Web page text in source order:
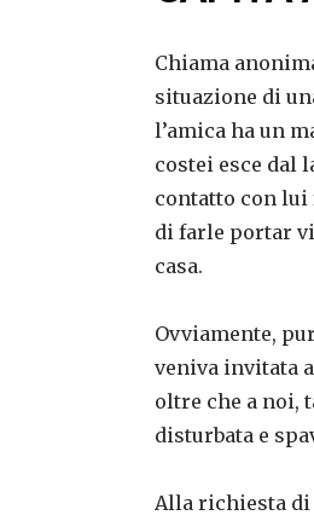
Chiama
situazione di
l’amica ha un
costei esce dal
contatto con lui
di farle portar
casa.
Ovviamente,
veniva invitata
oltre che a noi,
disturbata e
Alla richiesta di